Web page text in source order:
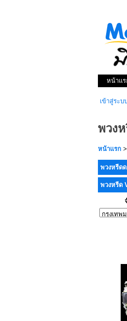
หน้าแร
เข้าสู่ระบ
พวง
หน้าแรก >
พวงหรีด
พวงหรีด